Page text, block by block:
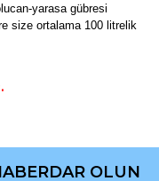
yarasa gübresi
size ortalama 100 litrelik
öneri formunu
OLUN